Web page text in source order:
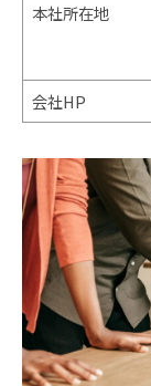
本社所在地
会社HP